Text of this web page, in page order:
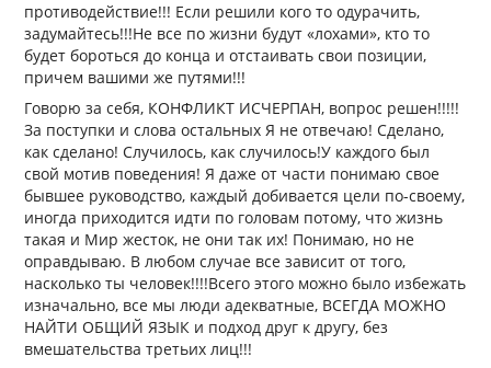
противодействие!!! Если решили кого то одурачить,
задумайтесь!!!Не все по жизни будут «лохами», кто то
будет бороться до конца и отстаивать свои позиции,
причем вашими же путями!!!
Говорю за себя, КОНФЛИКТ ИСЧЕРПАН, вопрос решен!!!!!
За поступки и слова остальных Я не отвечаю! Сделано,
как сделано! Случилось, как случилось!У каждого был
свой мотив поведения! Я даже от части понимаю свое
бывшее руководство, каждый добивается цели по-своему,
иногда приходится идти по головам потому, что жизнь
такая и Мир жесток, не они так их! Понимаю, но не
оправдываю. В любом случае все зависит от того,
насколько ты человек!!!!Всего этого можно было избежать
изначально, все мы люди адекватные, ВСЕГДА МОЖНО
НАЙТИ ОБЩИЙ ЯЗЫК и подход друг к другу, без
вмешательства третьих лиц!!!